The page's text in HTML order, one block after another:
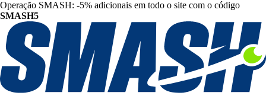
Operação SMASH: -5% adicionais em todo o site com o código
SMASH5